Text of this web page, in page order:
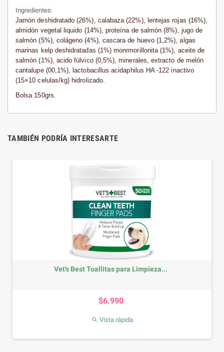
Ingredientes:
Jamón deshidratado (26%), calabaza (22%), lentejas rojas (16%),
almidón vegetal liquido (14%), proteína de salmón (8%), jugo de
salmón (5%), colágeno (4%), cascara de huevo (1,2%), algas
marinas kelp deshidratadas (1%) monrmorillonita (1%), aceite de
salmón (1%), acido fúlvico (0,5%), minerales, extracto de melón
cantalupe (00,1%), lactobacillus acidaphilus HA -122 inactivo
(15×10 celulas/kg) hidrolizado.
Bolsa 150grs.
TAMBIÉN PODRÍA INTERESARTE
Vet's Best Toallitas para Limpieza...
$6.990
 Vista rápida